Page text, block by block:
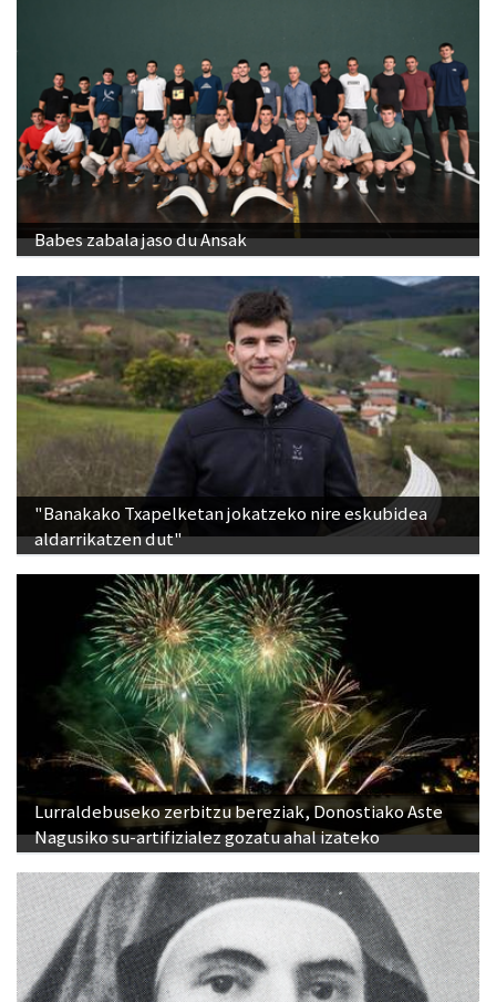
Babes zabala jaso du Ansak
"Banakako Txapelketan jokatzeko nire eskubidea
aldarrikatzen dut"
Lurraldebuseko zerbitzu bereziak, Donostiako Aste
Nagusiko su-artifizialez gozatu ahal izateko